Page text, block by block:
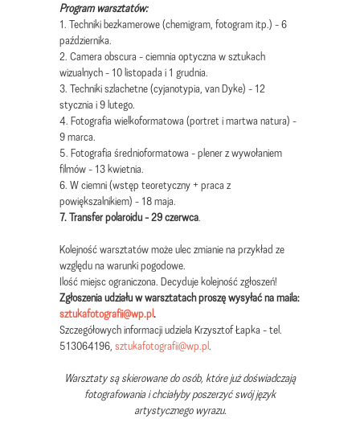
Program warsztatów:
1. Techniki bezkamerowe (chemigram, fotogram itp.) - 6
października.
2. Camera obscura - ciemnia optyczna w sztukach
wizualnych - 10 listopada i 1 grudnia.
3. Techniki szlachetne (cyjanotypia, van Dyke) - 12
stycznia i 9 lutego.
4. Fotografia wielkoformatowa (portret i martwa natura) -
9 marca.
5. Fotografia średnioformatowa - plener z wywołaniem
filmów - 13 kwietnia.
6. W ciemni (wstęp teoretyczny + praca z
powiększalnikiem) - 18 maja.
7. Transfer polaroidu - 29 czerwca.
Kolejność warsztatów może ulec zmianie na przykład ze
względu na warunki pogodowe.
Ilość miejsc ograniczona. Decyduje kolejność zgłoszeń!
Zgłoszenia udziału w warsztatach proszę wysyłać na maila:
sztukafotografii@wp.pl.
Szczegółowych informacji udziela Krzysztof Łapka - tel.
513064196, sztukafotografii@wp.pl.
Warsztaty są skierowane do osób, które już doświadczają
fotografowania i chciałyby poszerzyć swój język
artystycznego wyrazu.